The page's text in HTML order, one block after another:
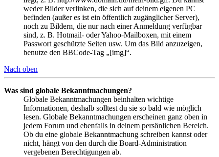
weder Bilder verlinken, die sich auf deinem eigenen PC
befinden (außer es ist ein öffentlich zugänglicher Server),
noch zu Bildern, die nur nach einer Anmeldung verfügbar
sind, z. B. Hotmail- oder Yahoo-Mailboxen, mit einem
Passwort geschützte Seiten usw. Um das Bild anzuzeigen,
benutze den BBCode-Tag „[img]“.
Nach oben
Was sind globale Bekanntmachungen?
Globale Bekanntmachungen beinhalten wichtige
Informationen, deshalb solltest du sie so bald wie möglich
lesen. Globale Bekanntmachungen erscheinen ganz oben in
jedem Forum und ebenfalls in deinem persönlichen Bereich.
Ob du eine globale Bekanntmachung schreiben kannst oder
nicht, hängt von den durch die Board-Administration
vergebenen Berechtigungen ab.